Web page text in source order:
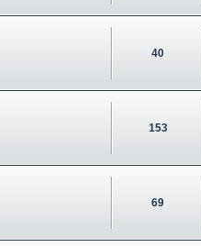
40
153
69